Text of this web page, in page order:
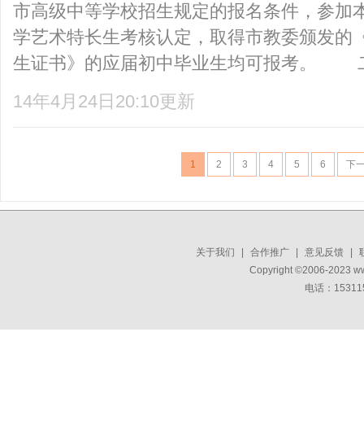
市高级中等学校招生规定的报名条件，参加
学艺术特长生考核认定，取得市教委颁发的
生证书》的应届初中毕业生均可报考。
14年4月24日20:10更新
1 2 3 4 5 6 下
关于我们 合作推广 意见反馈
Copyright ©2006-2023
电话：